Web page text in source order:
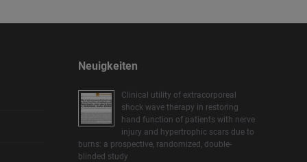
Neuigkeiten
Clinical utility of extracorporeal
shock wave therapy in restoring
hand function of patients with nerve
injury and hypertrophic scars due to
burns: a prospective, randomized, double-
blinded study